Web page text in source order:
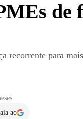
de
recorrente para
ao